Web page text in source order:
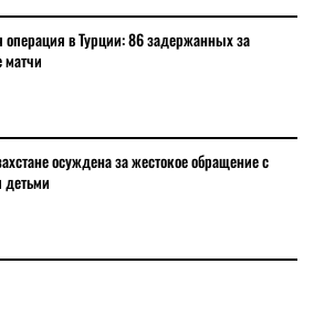
операция в Турции: 86 задержанных за
матчи
осуждена за жестокое обращение с